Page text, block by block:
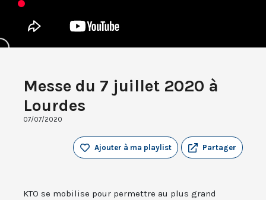
Messe du 7 juillet 2020 à
Lourdes
07/07/2020
Partager
Ajouter à ma playlist
KTO se mobilise pour permettre au plus grand